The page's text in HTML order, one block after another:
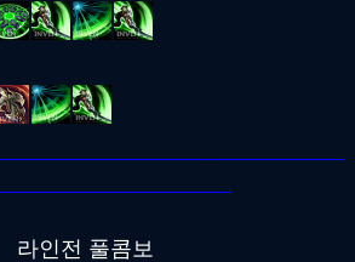
라인전 풀콤보